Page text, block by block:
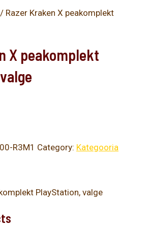
/ Razer Kraken X peakomplekt
X peakomplekt
R3M1 Category: Kategooria
PlayStation, valge